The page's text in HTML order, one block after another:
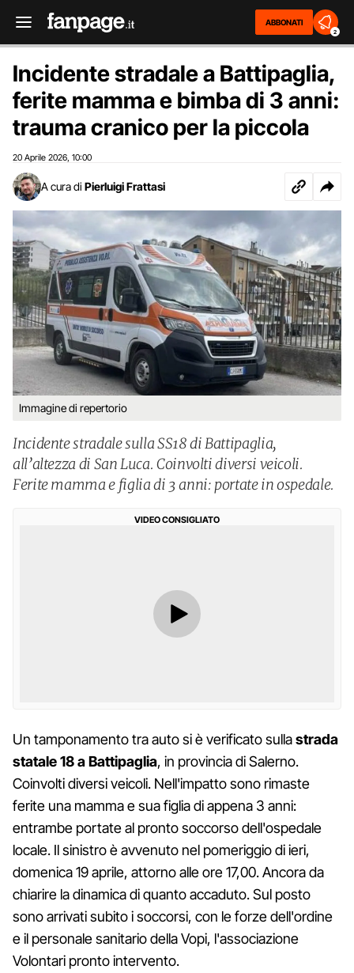
ABBONATI
2
Incidente stradale a Battipaglia,
ferite mamma e bimba di 3 anni:
trauma cranico per la piccola
20 Aprile 2026 10:00
A cura di Pierluigi Frattasi
Immagine di repertorio
Incidente stradale sulla SS18 di Battipaglia,
all’altezza di San Luca. Coinvolti diversi veicoli.
Ferite mamma e figlia di 3 anni: portate in ospedale.
VIDEO CONSIGLIATO
Un tamponamento tra auto si è verificato sullastrada
statale 18 a Battipaglia, in provincia di Salerno.
Coinvolti diversi veicoli. Nell'impatto sono rimaste
ferite una mamma e sua figlia di appena 3 anni:
entrambe portate al pronto soccorso dell'ospedale
locale. Il sinistro è avvenuto nel pomeriggio di ieri,
domenica 19 aprile, attorno alle ore 17,00. Ancora da
chiarire la dinamica di quanto accaduto. Sul posto
sono arrivati subito i soccorsi, con le forze dell'ordine
e il personale sanitario della Vopi, l'associazione
Volontari pronto intervento.